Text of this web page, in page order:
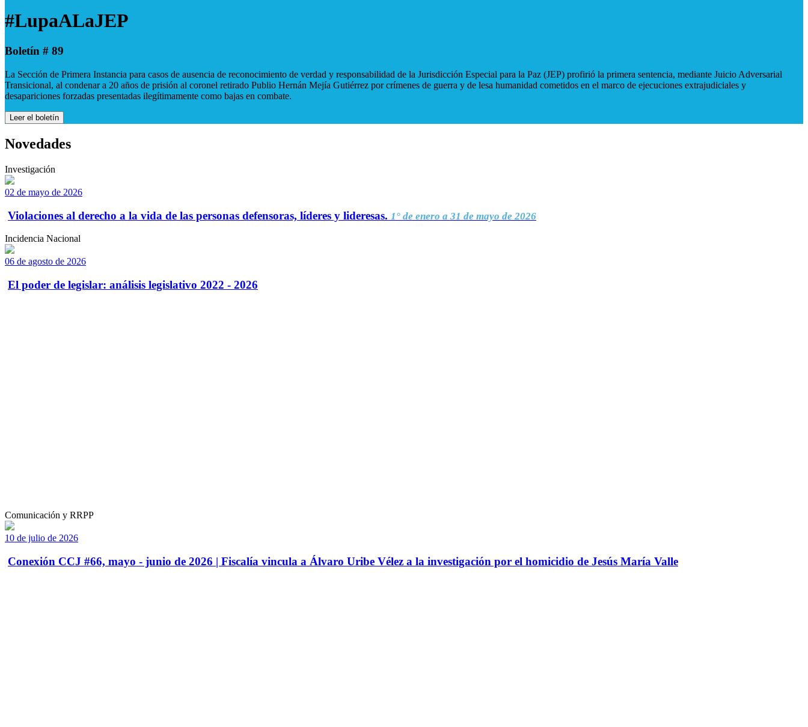
#LupaALaJEP
Boletín # 89
La Sección de Primera Instancia para casos de ausencia de reconocimiento de verdad y responsabilidad de la Jurisdicción Especial para la Paz (JEP) profirió la primera sentencia, mediante Juicio Adversarial
Transicional, al condenar a 20 años de prisión al coronel retirado Publio Hernán Mejía Gutiérrez por crímenes de guerra y de lesa humanidad cometidos en el marco de ejecuciones extrajudiciales y
desapariciones forzadas presentadas ilegítimamente como bajas en combate.
Leer el boletín
Novedades
Investigación
02 de mayo de 2026
Violaciones al derecho a la vida de las personas defensoras, líderes y lideresas. 1° de enero a 31 de mayo de 2026
Incidencia Nacional
06 de agosto de 2026
El poder de legislar: análisis legislativo 2022 - 2026
Comunicación y RRPP
10 de julio de 2026
Conexión CCJ #66, mayo - junio de 2026 | Fiscalía vincula a Álvaro Uribe Vélez a la investigación por el homicidio de Jesús María Valle